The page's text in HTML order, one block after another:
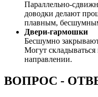
Параллельно-
доводки делают
плавным,
Двери-гармошки
Бесшумно
Могут
направлении.
ВОПРОС -